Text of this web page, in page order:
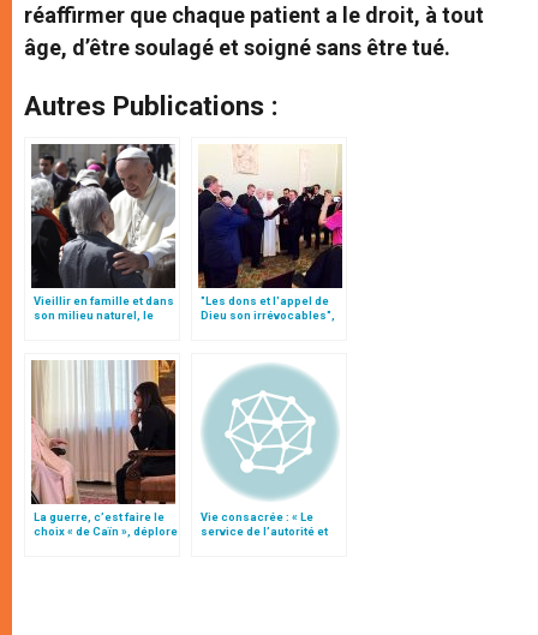
réaffirmer que chaque patient a le droit, à tout
âge, d’être soulagé et soigné sans être tué.
Autres Publications :
Vieillir en famille et dans
son milieu naturel, le
"Les dons et l'appel de
Dieu son irrévocables",
La guerre, c’est faire le
choix « de Caïn », déplore
Vie consacrée : « Le
service de l’autorité et